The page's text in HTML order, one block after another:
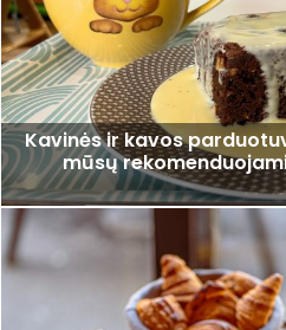
Kavinės ir kavos
mūsų